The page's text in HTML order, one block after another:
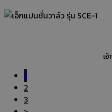
รีซีฟเวอร์วาล์ว ชนิดAngle
ยูเนี่ยน เกลียวข้างหนึ่งละเอียด
แหวนยาง
1
2
3